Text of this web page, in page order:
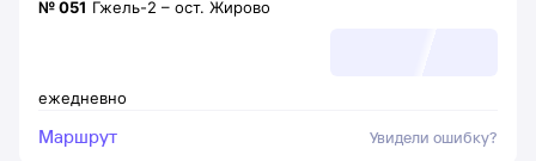
ежедневно
№051 Гжель-2 – ост. Жирово
Маршрут Увидели ошибку?